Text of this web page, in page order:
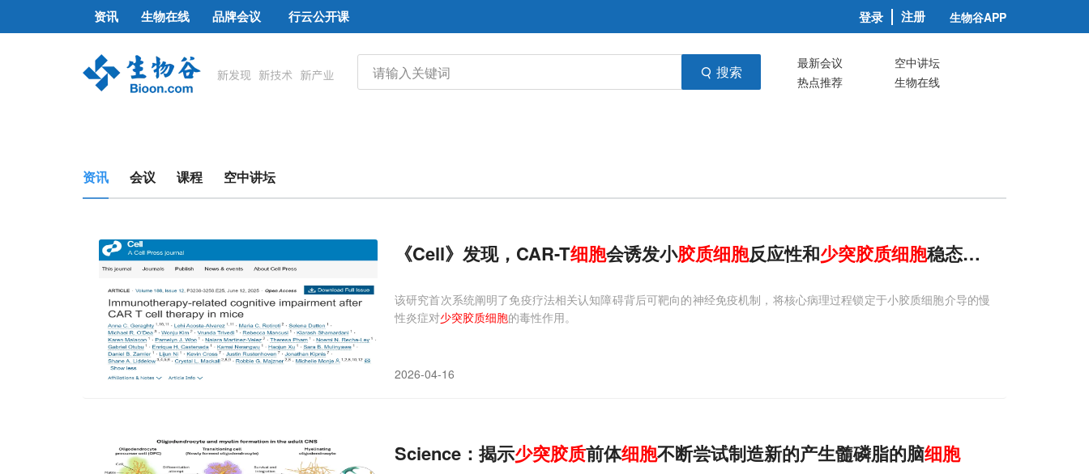
资讯 生物在线 品牌会议 行云公开课 登录 注册 生物谷APP
搜索 最新会议
空中讲坛
热点推荐
生物在线
资讯 会议 课程 空中讲坛
《Cell》发现，CAR-T细胞会诱发小胶质细胞反应性和少突胶质细胞稳态障碍
该研究首次系统阐明了免疫疗法相关认知障碍背后可靶向的神经免疫机制，将核心病理过程锁定于小胶质细胞介导的慢
性炎症对少突胶质细胞的毒性作用。
2026-04-16
Science：揭示少突胶质前体细胞不断尝试制造新的产生髓磷脂的脑细胞